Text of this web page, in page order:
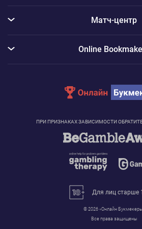
ПРИ ПРИЗНАКАХ ЗАВИСИМОСТИ
Для лиц старше
© 2026 «Онлайн
Все права защищены
Матч-центр
Online